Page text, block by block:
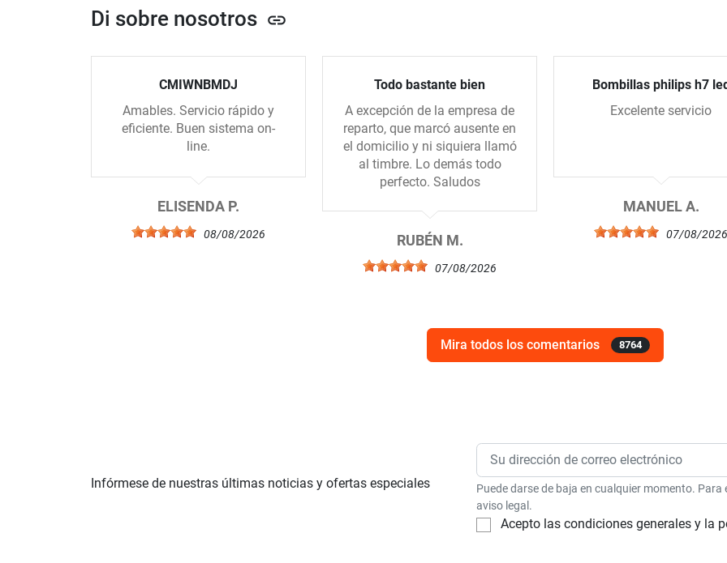
Di sobre nosotros link
CMIWNBMDJ
Amables. Servicio rápido y
eficiente. Buen sistema on-
line.
ELISENDA P.
08/08/2026
Todo bastante bien
A excepción de la empresa de
reparto, que marcó ausente en
el domicilio y ni siquiera llamó
al timbre. Lo demás todo
perfecto. Saludos
RUBÉN M.
07/08/2026
Bombillas philips h7
Excelente servicio
MANUEL A.
07/08/2026
Mira todos los comentarios 8764
Infórmese de nuestras últimas noticias y ofertas especiales
Puede darse de baja en cualquier momento.
aviso legal.
Acepto las condiciones generales y la